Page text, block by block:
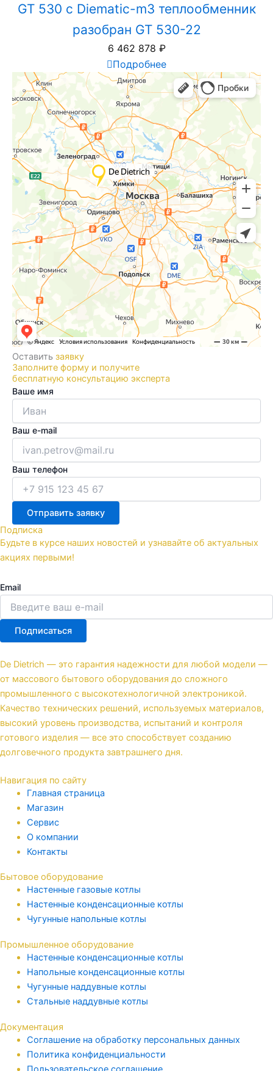
GT 530 с Diematic-m3 теплообменник
разобран GT 530-22
6 462 878 ₽
Подробнее
Оставить заявку
Заполните форму и получите
бесплатную консультацию эксперта
Ваше имя
Ваш e-mail
Ваш телефон
Отправить заявку
Подписка
Будьте в курсе наших новостей и узнавайте об актуальных
акциях первыми!
Email
Подписаться
De Dietrich — это гарантия надежности для любой модели —
от массового бытового оборудования до сложного
промышленного с высокотехнологичной электроникой.
Качество технических решений, используемых материалов,
высокий уровень производства, испытаний и контроля
готового изделия — все это способствует созданию
долговечного продукта завтрашнего дня.
Навигация по сайту
Главная страница
Магазин
Сервис
О компании
Контакты
Бытовое оборудование
Настенные газовые котлы
Настенные конденсационные котлы
Чугунные напольные котлы
Промышленное оборудование
Настенные конденсационные котлы
Напольные конденсационные котлы
Чугунные наддувные котлы
Стальные наддувные котлы
Документация
Соглашение на обработку персональных данных
Политика конфиденциальности